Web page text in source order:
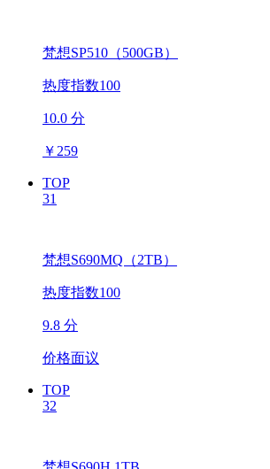
梵想SP510（500GB）
热度指数100
10.0 分
￥ 259
TOP
31
梵想S690MQ（2TB）
热度指数100
9.8 分
价格面议
TOP
32